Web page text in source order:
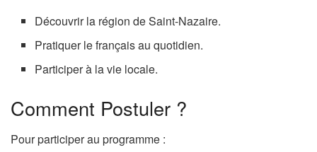
Découvrir la région de Saint-Nazaire.
Pratiquer le français au quotidien.
Participer à la vie locale.
Comment Postuler ?
Pour participer au programme :